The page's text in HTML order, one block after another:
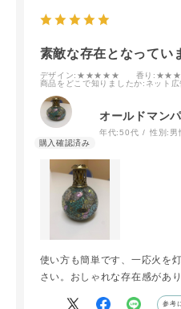
素敵な存在となってい
デザイン:★★★★★ 香り
商品をどこで知りましたか:ネット広
オールドマン
年代:50代 性別: 男
使い方も簡単です、一応火を
さい。おしゃれな存在感があり
参考